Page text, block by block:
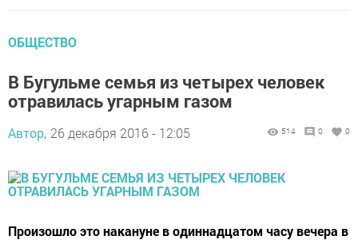
ОБЩЕСТВО
В Бугульме семья из четырех человек
отравилась угарным газом
Автор, 26 декабря 2016 - 12:05 514 0 0
Произошло это накануне в одиннадцатом часу вечера в